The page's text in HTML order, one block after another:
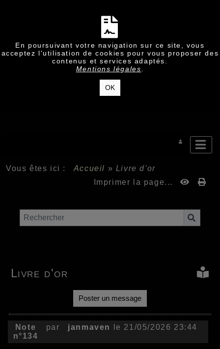
En poursuivant votre navigation sur ce site, vous
acceptez l'utilisation de cookies pour vous proposer des
contenus et services adaptés.
Mentions légales
OK
Vous êtes ici : Accueil » Livre d'or
Imprimer la page...
Livre d'or
Poster un message
Note
n°134
par janmaven le 21/05/2026 23:44